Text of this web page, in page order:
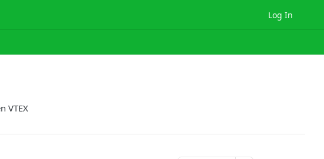
Log In
VTEX